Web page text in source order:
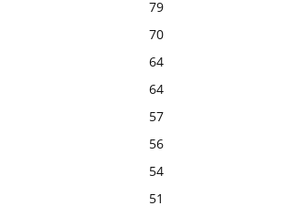
79
70
64
64
57
56
54
51